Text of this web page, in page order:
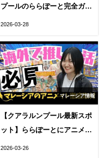
プールのららぽーと完全ガイ
2026-03-28
マレーシア情報
【クアラルンプール最新スポ
ット】ららぽーとにアニメイ
2026-03-26